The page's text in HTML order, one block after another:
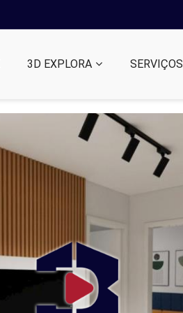
3D EXPLORA SERVIÇOS